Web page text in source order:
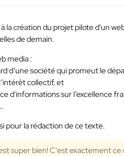
la création du projet pilote d'un
de demain.
media :
d’une société qui promeut le
collectif, et
d'informations sur l’excellence
pour la rédaction de ce texte.
super bien! C'est exactement ce